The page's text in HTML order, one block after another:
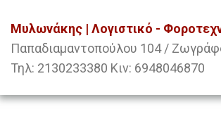
Μυλωνάκης | Λογιστικό -
Παπαδιαμαντοπούλου 104 /
Τηλ: 2130233380 Κιν: 6948046870